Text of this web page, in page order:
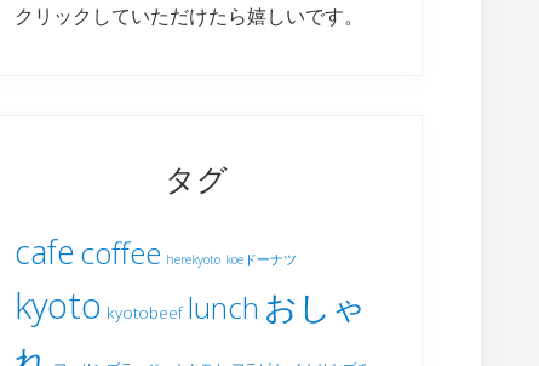
クリックしていただけたら嬉しいです。
タグ
cafe coffee herekyoto koeドーナツ
kyoto kyotobeef lunch おしゃ